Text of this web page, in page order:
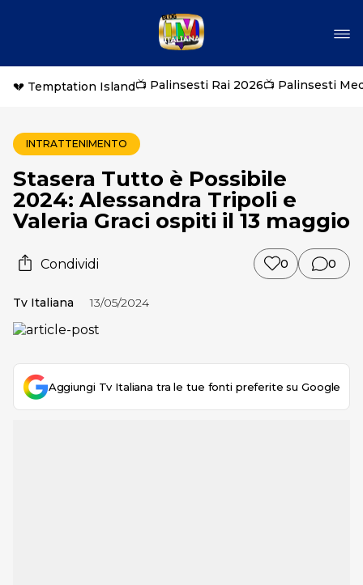
💔 Temptation Island📺 Palinsesti Rai 2026📺 Palinsesti
INTRATTENIMENTO
Stasera Tutto è Possibile
2024: Alessandra Tripoli e
Valeria Graci ospiti il 13 maggio
Condividi 0 0
Tv Italiana 13/05/2024
Aggiungi Tv Italiana tra le tue fonti preferite su Google